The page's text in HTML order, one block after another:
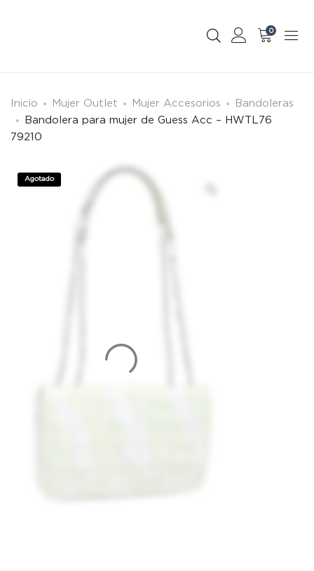
0
Inicio Mujer Outlet Mujer Accesorios
Bandoleras
Bandolera para mujer de Guess Acc – HWTL76
79210
Agotado